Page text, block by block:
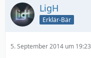
LigH
Erklär-Bär
5. September 2014 um 19:23